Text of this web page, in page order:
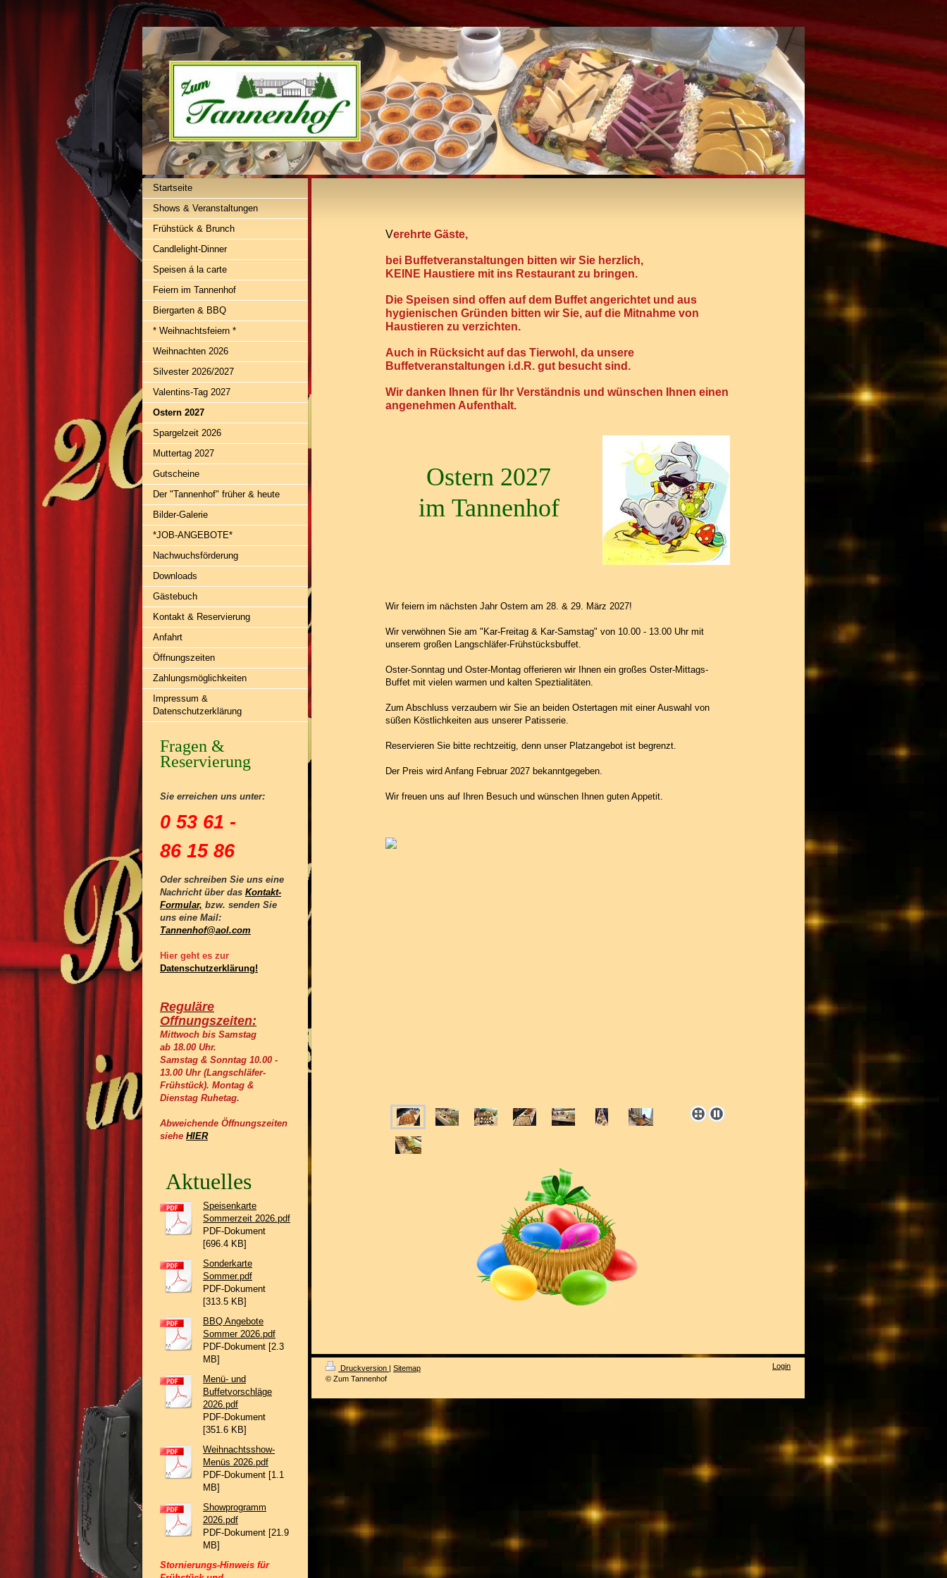
Startseite
Shows & Veranstaltungen
Frühstück & Brunch
Candlelight-Dinner
Speisen á la carte
Feiern im Tannenhof
Biergarten & BBQ
* Weihnachtsfeiern *
Weihnachten 2026
Silvester 2026/2027
Valentins-Tag 2027
Ostern 2027
Spargelzeit 2026
Muttertag 2027
Gutscheine
Der "Tannenhof" früher & heute
Bilder-Galerie
*JOB-ANGEBOTE*
Nachwuchsförderung
Downloads
Gästebuch
Kontakt & Reservierung
Anfahrt
Öffnungszeiten
Zahlungsmöglichkeiten
Impressum &
Datenschutzerklärung
Fragen &
Reservierung
Sie erreichen uns unter:
0 53 61 -
86 15 86
Oder schreiben Sie uns eine
Nachricht über das Kontakt-
Formular, bzw. senden Sie
uns eine Mail:
Tannenhof@aol.com
Hier geht es zur
Datenschutzerklärung!
Reguläre
Offnungszeiten:
Mittwoch bis Samstag
ab 18.00 Uhr.
Samstag & Sonntag 10.00 -
13.00 Uhr (Langschläfer-
Frühstück). Montag &
Dienstag Ruhetag.
Abweichende Öffnungszeiten
siehe HIER
Aktuelles
Speisenkarte
Sommerzeit 2026.pdf
PDF-Dokument
[696.4 KB]
Sonderkarte
Sommer.pdf
PDF-Dokument
[313.5 KB]
BBQ Angebote
Sommer 2026.pdf
PDF-Dokument [2.3
MB]
Menü- und
Buffetvorschläge
2026.pdf
PDF-Dokument
[351.6 KB]
Weihnachtsshow-
Menüs 2026.pdf
PDF-Dokument [1.1
MB]
Showprogramm
2026.pdf
PDF-Dokument [21.9
MB]
Stornierungs-Hinweis für
Verehrte Gäste,
bei Buffetveranstaltungen bitten wir Sie herzlich,
KEINE Haustiere mit ins Restaurant zu bringen.
Die Speisen sind offen auf dem Buffet angerichtet und aus
hygienischen Gründen bitten wir Sie, auf die Mitnahme von
Haustieren zu verzichten.
Auch in Rücksicht auf das Tierwohl, da unsere
Buffetveranstaltungen i.d.R. gut besucht sind.
Wir danken Ihnen für Ihr Verständnis und wünschen Ihnen einen
angenehmen Aufenthalt.
Ostern 2027
im Tannenhof
Wir feiern im nächsten Jahr Ostern am 28. & 29. März 2027!
Wir verwöhnen Sie am "Kar-Freitag & Kar-Samstag" von 10.00 - 13.00 Uhr mit
unserem großen Langschläfer-Frühstücksbuffet.
Oster-Sonntag und Oster-Montag offerieren wir Ihnen ein großes Oster-Mittags-
Buffet mit vielen warmen und kalten Speztialitäten.
Zum Abschluss verzaubern wir Sie an beiden Ostertagen mit einer Auswahl von
süßen Köstlichkeiten aus unserer Patisserie.
Reservieren Sie bitte rechtzeitig, denn unser Platzangebot ist begrenzt.
Der Preis wird Anfang Februar 2027 bekanntgegeben.
Wir freuen uns auf Ihren Besuch und wünschen Ihnen guten Appetit.
Druckversion | Sitemap
© Zum Tannenhof
Login